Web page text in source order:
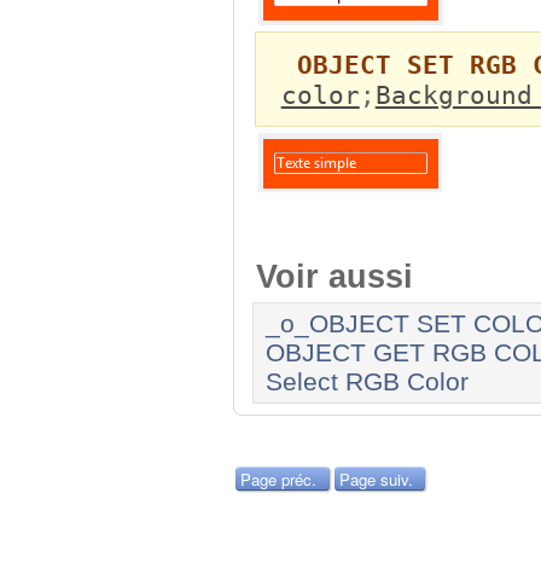
OBJECT SET RGB
color ;
Voir aussi
_o_OBJECT SET
OBJECT GET RGB
Select RGB Color
Page préc. Page suiv.